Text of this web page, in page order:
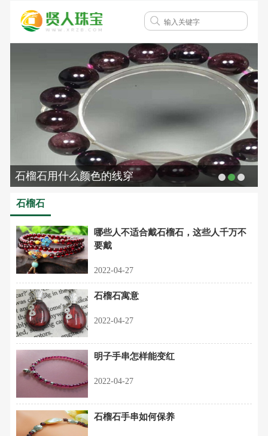
石榴石用什么颜色的线穿
石榴石
哪些人不适合戴石榴石，这些人千万不
要戴
2022-04-27
石榴石寓意
2022-04-27
明子手串怎样能变红
2022-04-27
石榴石手串如何保养